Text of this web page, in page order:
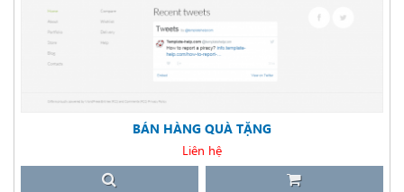
BÁN HÀNG QUÀ TẶNG
Liên hệ